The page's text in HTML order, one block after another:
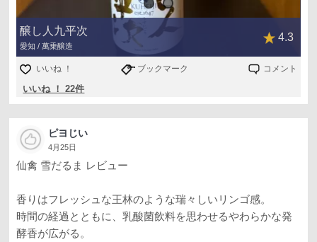
醸し人九平次
愛知 / 萬乗醸造
4.3
いいね ！ ブックマーク コメント
いいね ！ 22件
ピヨじい
4月25日
仙禽 雪だるま レビュー
香りはフレッシュな王林のような瑞々しいリンゴ感。
時間の経過とともに、乳酸菌飲料を思わせるやわらかな発
酵香が広がる。